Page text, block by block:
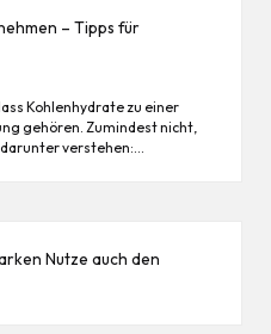
– Tipps für
Kohlenhydrate zu einer
gehören. Zumindest nicht,
verstehen:…
Nutze auch den